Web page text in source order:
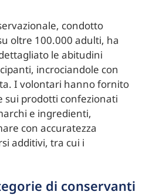
condotto
oltre 100.000 adulti, ha
le abitudini
incrociandole con
I volontari hanno fornito
sui prodotti confezionati
e ingredienti,
con accuratezza
additivi, tra cui i
di conservanti